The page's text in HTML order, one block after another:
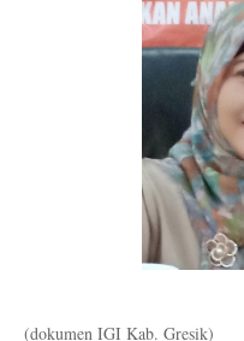
(dokumen IGI Kab. Gresik)